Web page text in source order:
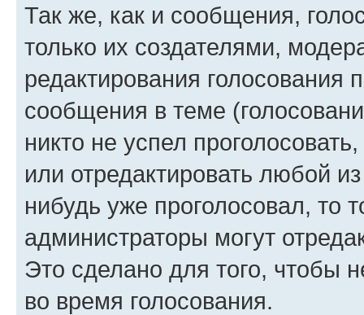
Так же, как и сообщения,
только их создателями,
редактирования голосования
сообщения в теме
никто не успел
или отредактировать любой
нибудь уже проголосовал, то
администраторы могут
Это сделано для того, чтобы
во время голосования.